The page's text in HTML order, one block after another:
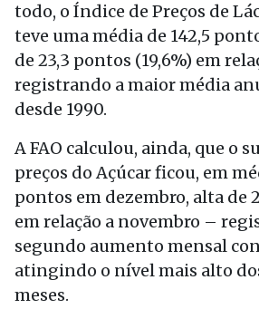
todo, o Índice de Preços de
teve uma média de 142,5
de 23,3 pontos (19,6%) em
registrando a maior média
desde 1990.
A FAO calculou, ainda, que o
preços do Açúcar ficou, em
pontos em dezembro, alta de
em relação a novembro –
segundo aumento mensal
atingindo o nível mais alto
meses.